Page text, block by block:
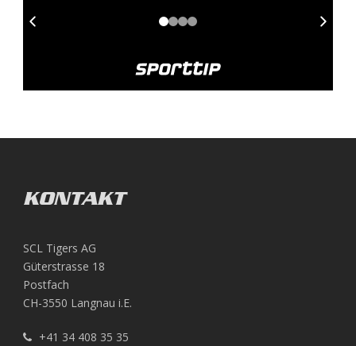
KONTAKT
SCL Tigers AG
Güterstrasse 18
Postfach
CH-3550 Langnau i.E.
+41 34 408 35 35